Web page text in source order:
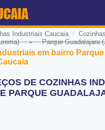
Industriais Caucaia/
-Parque Guadalajara
em bairro
DE COZINHAS
PARQUE